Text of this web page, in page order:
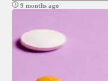
9 months ago